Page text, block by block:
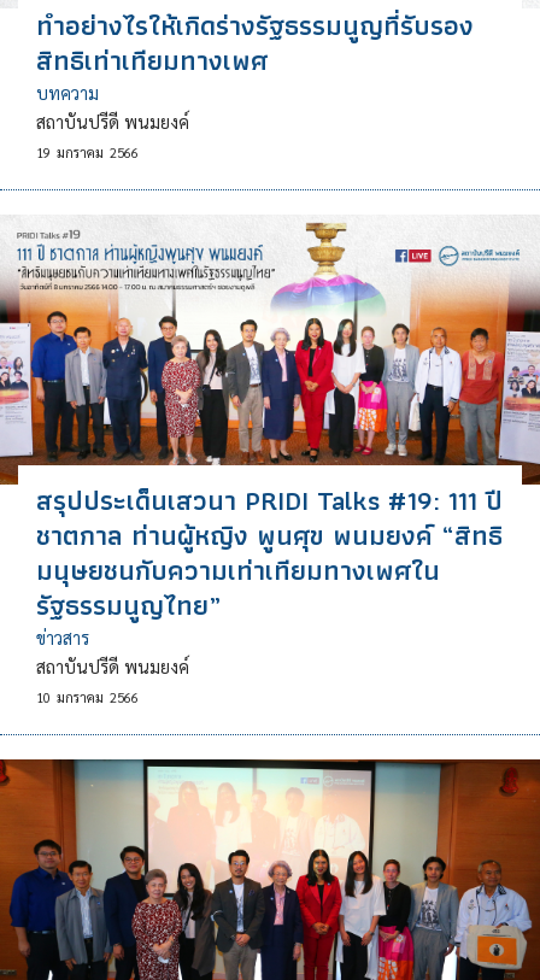
ทำอย่างไรให้เกิดร่างรัฐธรรมนูญที่รับรอง
สิทธิเท่าเทียมทางเพศ
บทความ
สถาบันปรีดี พนมยงค์
19 มกราคม 2566
สรุปประเด็นเสวนา PRIDI Talks #19: 111 ปี
ชาตกาล ท่านผู้หญิง พูนศุข พนมยงค์ “สิทธิ
มนุษยชนกับความเท่าเทียมทางเพศใน
รัฐธรรมนูญไทย”
ข่าวสาร
สถาบันปรีดี พนมยงค์
10 มกราคม 2566